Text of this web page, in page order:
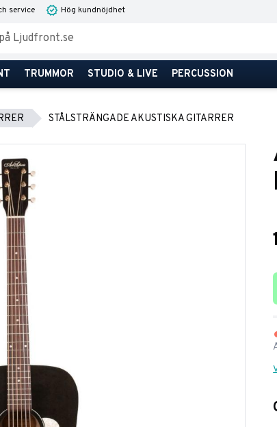
service Hög kundnöjdhet
TRUMMOR STUDIO & LIVE PERCUSSION
STÅLSTRÄNGADE AKUSTISKA GITARRER